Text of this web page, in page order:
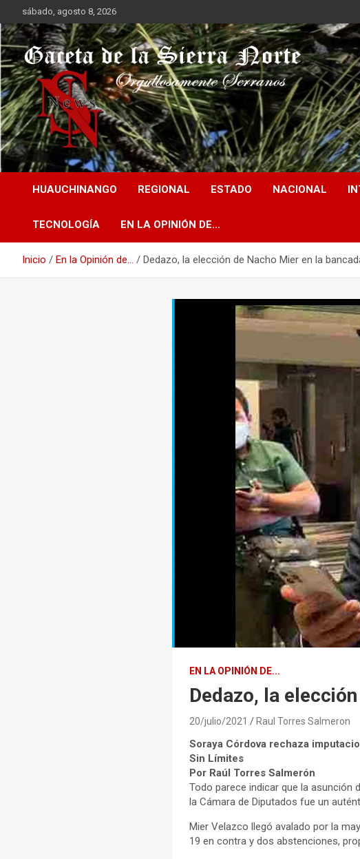
al
contenido
sábado, agosto 8, 2026
Gaceta de la Sierra
Orgullosamente Serranos
HUAUCHINANGO REGIONAL ESTADO NACIONAL
TECNOLOGÍA EN LA OPINIÓN DE…
Inicio En la Opinión de... Dedazo, la elección de Nacho Mier en la
EN LA OPINIÓN DE...
Dedazo, la
20/julio/2021 Raul Torres Salmeron
Soraya Córdova rechaza
Sin Límites
Por Raúl Torres Salmerón
Todo parece indicar que la asunción
la Cámara de Diputados fue un
Mier Velazco llegó avalado por la
19 en contra y dos abstenciones,